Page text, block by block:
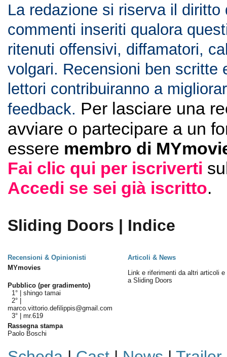
La redazione si riserva il diritto
commenti inseriti qualora
ritenuti offensivi, diffamatori,
volgari. Recensioni ben scritte
lettori contribuiranno a
feedback. Per lasciare una
avviare o partecipare a un
essere membro di
Fai clic qui per iscriverti
Accedi se sei già iscritto.
Sliding Doors | Indice
Recensioni & Opinionisti
Articoli & News
MYmovies
Pubblico (per gradimento)
1° | shingo tamai
2° |
marco.vittorio.defilippis@gmail.com
3° | mr.619
Rassegna stampa
Paolo Boschi
Link e riferimenti da altri articoli e
a Sliding Doors